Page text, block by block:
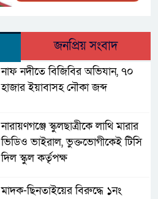
জনপ্রিয় সংবাদ
নাফ নদীতে বিজিবির অভিযান, ৭০
হাজার ইয়াবাসহ নৌকা জব্দ
নারায়ণগঞ্জে স্কুলছাত্রীকে লাথি মারার
ভিডিও ভাইরাল, ভুক্তভোগীকেই টিসি
দিল স্কুল কর্তৃপক্ষ
মাদক-ছিনতাইয়ের বিরুদ্ধে ১নং